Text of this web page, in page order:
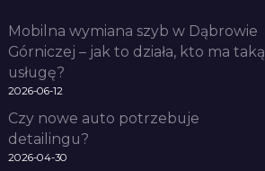
Mobilna wymiana szyb w Dąbrowie
Górniczej – jak to działa, kto ma taką
usługę?
2026-06-12
Czy nowe auto potrzebuje
detailingu?
2026-04-30